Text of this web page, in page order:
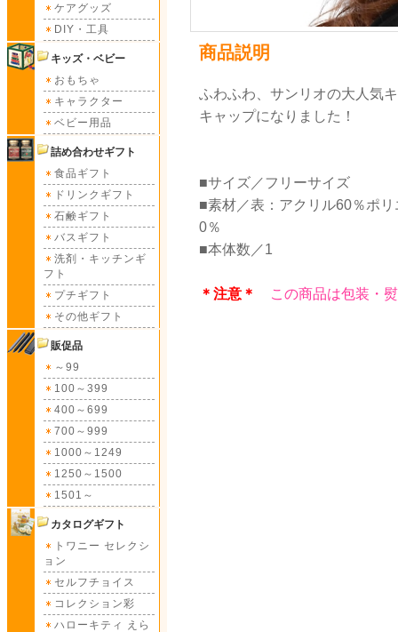
ケアグッズ
DIY・工具
キッズ・ベビー
おもちゃ
キャラクター
ベビー用品
詰め合わせギフト
食品ギフト
ドリンクギフト
石鹸ギフト
バスギフト
洗剤・キッチンギ
フト
プチギフト
その他ギフト
販促品
～99
100～399
400～699
700～999
1000～1249
1250～1500
1501～
カタログギフト
トワニー セレクシ
ョン
セルフチョイス
コレクション彩
ハローキティ えら
商品説明
ふわふわ、サンリオの大人気
キャップになりました！
■サイズ／フリーサイズ
■素材／表：アクリル60％ポ
0％
■本体数／1
＊注意＊ この商品は包装・